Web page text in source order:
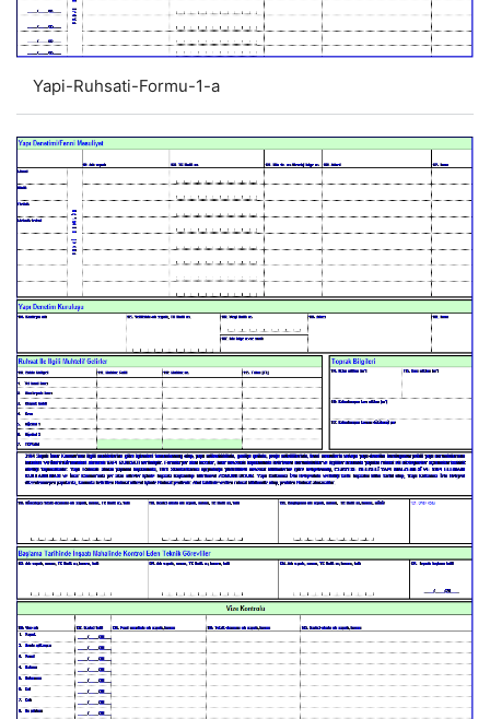
Yapi-Ruhsati-Formu-1-a